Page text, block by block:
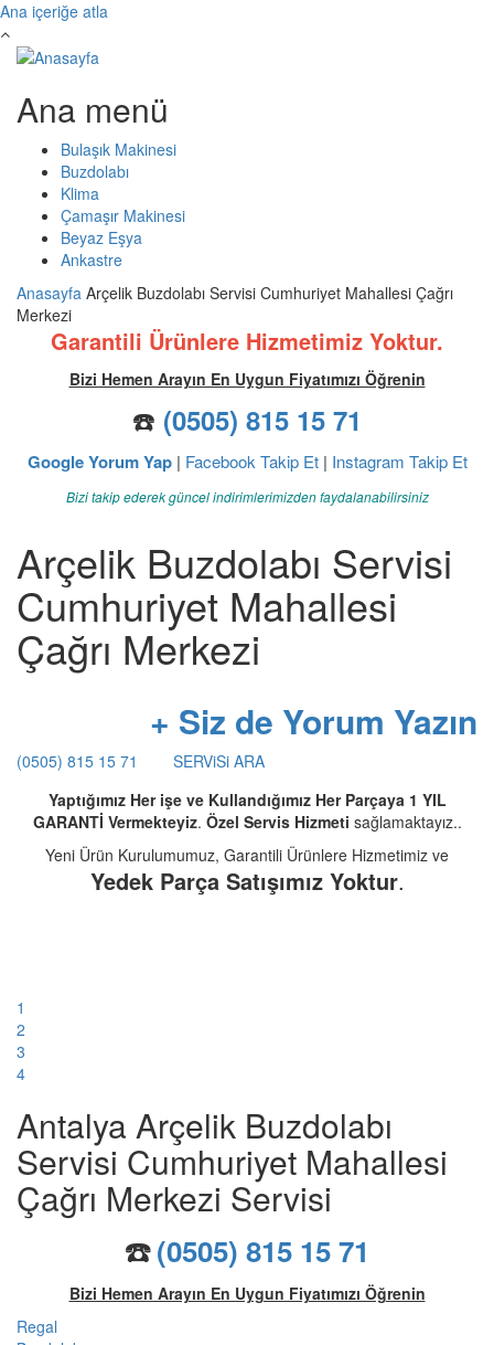
Ana içeriğe atla
Ana menü
Bulaşık Makinesi
Buzdolabı
Klima
Çamaşır Makinesi
Beyaz Eşya
Ankastre
Anasayfa Arçelik Buzdolabı Servisi Cumhuriyet Mahallesi Çağrı
Merkezi
Garantili Ürünlere Hizmetimiz Yoktur.
Bizi Hemen Arayın En Uygun Fiyatımızı Öğrenin
☎️ (0505) 815 15 71
Google Yorum Yap| Facebook Takip Et| Instagram Takip Et
Bizi takip ederek güncel indirimlerimizden faydalanabilirsiniz
Arçelik Buzdolabı Servisi
Cumhuriyet Mahallesi
Çağrı Merkezi
+ Siz de Yorum Yazın
(0505) 815 15 71
SERViSi ARA
Yaptığımız Her işe ve Kullandığımız Her Parçaya 1 YIL
GARANTİ Vermekteyiz. Özel Servis Hizmeti sağlamaktayız..
Yeni Ürün Kurulumumuz, Garantili Ürünlere Hizmetimiz ve
Yedek Parça Satışımız Yoktur.
1
2
3
4
Antalya Arçelik Buzdolabı
Servisi Cumhuriyet Mahallesi
Çağrı Merkezi Servisi
☎️(0505) 815 15 71
Bizi Hemen Arayın En Uygun Fiyatımızı Öğrenin
Regal